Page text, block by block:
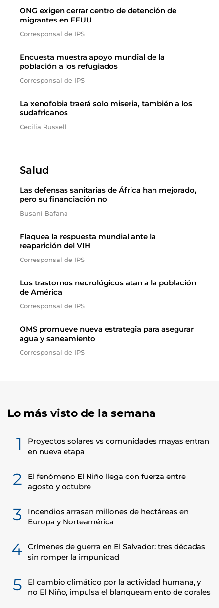
ONG exigen cerrar centro de detención de
migrantes en EEUU
Corresponsal de IPS
Encuesta muestra apoyo mundial de la
población a los refugiados
Corresponsal de IPS
La xenofobia traerá solo miseria, también a los
sudafricanos
Cecilia Russell
Salud
Las defensas sanitarias de África han mejorado,
pero su financiación no
Busani Bafana
Flaquea la respuesta mundial ante la
reaparición del VIH
Corresponsal de IPS
Los trastornos neurológicos atan a la población
de América
Corresponsal de IPS
OMS promueve nueva estrategia para asegurar
agua y saneamiento
Corresponsal de IPS
Lo más visto de la semana
1
Proyectos solares vs comunidades mayas entran
en nueva etapa
2
El fenómeno El Niño llega con fuerza entre
agosto y octubre
3
Incendios arrasan millones de hectáreas en
Europa y Norteamérica
4
Crímenes de guerra en El Salvador: tres décadas
sin romper la impunidad
5
El cambio climático por la actividad humana, y
no El Niño, impulsa el blanqueamiento de corales